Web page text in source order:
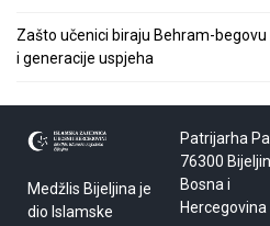
Zašto učenici biraju Behram-
i generacije uspjeha
Medžlis Bijeljina je
dio Islamske
Patrijarha
76300
Bosna i
Hercegovina